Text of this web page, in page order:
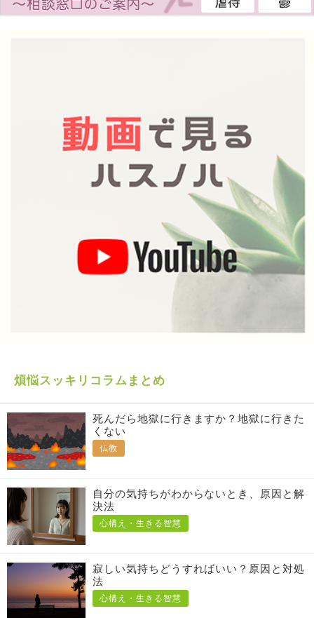
煩悩スッキリコラムまとめ
死んだら地獄に行きますか？地獄に行きた
くない
仏教
自分の気持ちがわからないとき、原因と解
決法
心構え・生きる智慧
寂しい気持ちどうすればいい？原因と対処
法
心構え・生きる智慧